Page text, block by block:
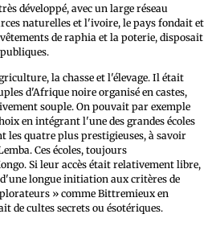
développé, avec un large réseau
naturelles et l'ivoire, le pays fondait et
de raphia et la poterie, disposait
la chasse et l'élevage. Il était
d'Afrique noire organisé en castes,
souple. On pouvait par exemple
en intégrant l'une des grandes écoles
les quatre plus prestigieuses, à savoir
Ces écoles, toujours
Si leur accès était relativement libre,
longue initiation aux critères de
» comme Bittremieux en
de cultes secrets ou ésotériques.